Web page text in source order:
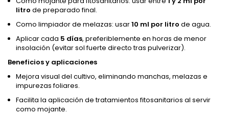
litro de preparado final.
Como limpiador de melazas: usar10 ml por litro de agua.
Aplicar cada 5 días, preferiblemente en horas de menor
insolación (evitar sol fuerte directo tras pulverizar).
Beneficios y aplicaciones
Mejora visual del cultivo, eliminando manchas, melazas e
impurezas foliares.
Facilita la aplicación de tratamientos fitosanitarios al servir
como mojante.